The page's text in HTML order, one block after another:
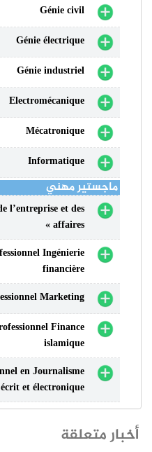
Génie civil
Génie électrique
Génie industriel
Electromécanique
Mécatronique
Informatique
ماجستير مهني
l’entreprise et des
affaires »
Ingénierie
financière
Marketing
Finance
islamique
en Journalisme
écrit et électronique
أخبار متعلقة